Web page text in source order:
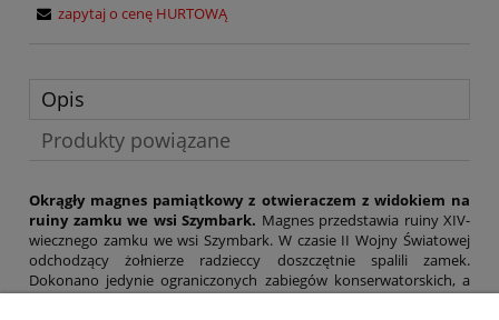
zapytaj o cenę HURTOWĄ
Opis
Produkty powiązane
Okrągły magnes pamiątkowy z otwieraczem z widokiem na
ruiny zamku we wsi Szymbark. Magnes przedstawia ruiny XIV-
wiecznego zamku we wsi Szymbark. W czasie II Wojny Światowej
odchodzący żołnierze radzieccy doszczętnie spalili zamek.
Dokonano jedynie ograniczonych zabiegów konserwatorskich, a